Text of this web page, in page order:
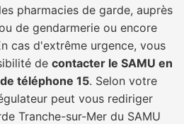
pharmacies de garde, auprès
de gendarmerie ou encore
cas d'extrême urgence, vous
de contacter le SAMU en
téléphone 15. Selon votre
peut vous rediriger
Tranche-sur-Mer du SAMU